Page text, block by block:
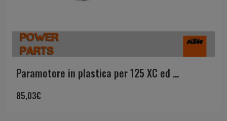
Paramotore in plastica per 125 XC ed ...
85,03€